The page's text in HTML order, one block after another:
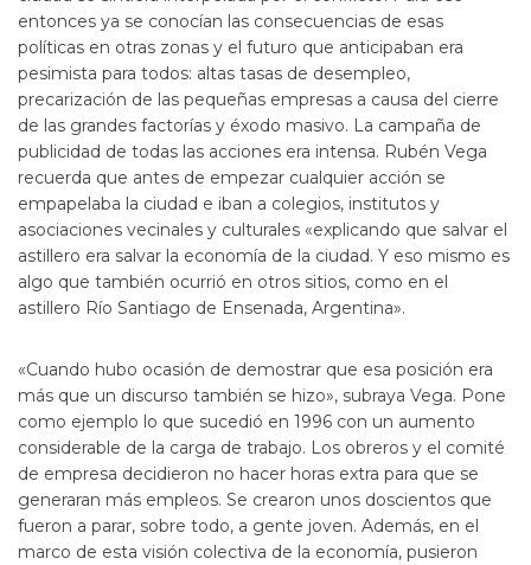
entonces ya se conocían las consecuencias de esas
políticas en otras zonas y el futuro que anticipaban era
pesimista para todos: altas tasas de desempleo,
precarización de las pequeñas empresas a causa del cierre
de las grandes factorías y éxodo masivo. La campaña de
publicidad de todas las acciones era intensa. Rubén Vega
recuerda que antes de empezar cualquier acción se
empapelaba la ciudad e iban a colegios, institutos y
asociaciones vecinales y culturales «explicando que salvar el
astillero era salvar la economía de la ciudad. Y eso mismo es
algo que también ocurrió en otros sitios, como en el
astillero Río Santiago de Ensenada, Argentina».
«Cuando hubo ocasión de demostrar que esa posición era
más que un discurso también se hizo», subraya Vega. Pone
como ejemplo lo que sucedió en 1996 con un aumento
considerable de la carga de trabajo. Los obreros y el comité
de empresa decidieron no hacer horas extra para que se
generaran más empleos. Se crearon unos doscientos que
fueron a parar, sobre todo, a gente joven. Además, en el
marco de esta visión colectiva de la economía, pusieron